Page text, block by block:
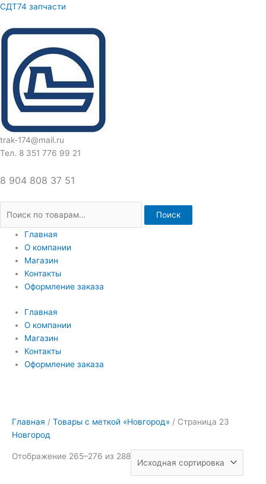
Перейти
содержимому
СДТ74 запчасти
trak-174@mail.ru
Тел. 8 351 776 99 21
8 904 808 37 51
Искать:
Поиск
Главная
О компании
Магазин
Контакты
Оформление заказа
Главная
О компании
Магазин
Контакты
Оформление заказа
Главная / Товары с меткой «Новгород» / Страница 23
Новгород
Отображение 265–276 из 288